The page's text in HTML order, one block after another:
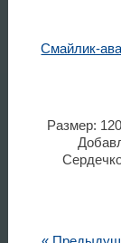
Смайлик-
Размер: